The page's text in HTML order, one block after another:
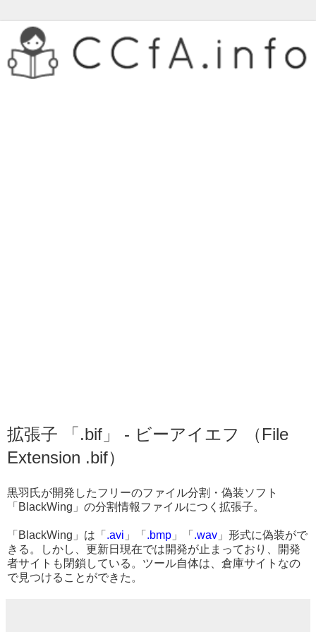
拡張子 「.bif」 - ビーアイエフ （File
Extension .bif）
黒羽氏が開発したフリーのファイル分割・偽装ソフト
「BlackWing」の分割情報ファイルにつく拡張子。
「BlackWing」は「 .avi 」「 .bmp 」「 .wav 」形式に偽装がで
きる。しかし、更新日現在では開発が止まっており、開発
者サイトも閉鎖している。ツール自体は、倉庫サイトなの
で見つけることができた。